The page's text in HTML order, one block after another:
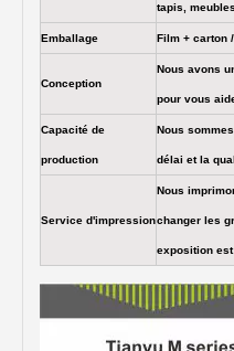
tapis,
Emballage Film + carton
Conception
Nous avons
pour vous
Capacité de
production
Nous
délai et la
Service d'impression
Nous
changer les
exposition